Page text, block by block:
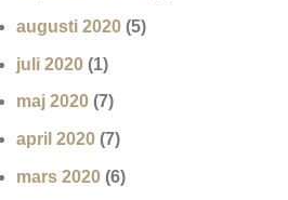
augusti 2020 (5)
juli 2020 (1)
maj 2020 (7)
april 2020 (7)
mars 2020 (6)